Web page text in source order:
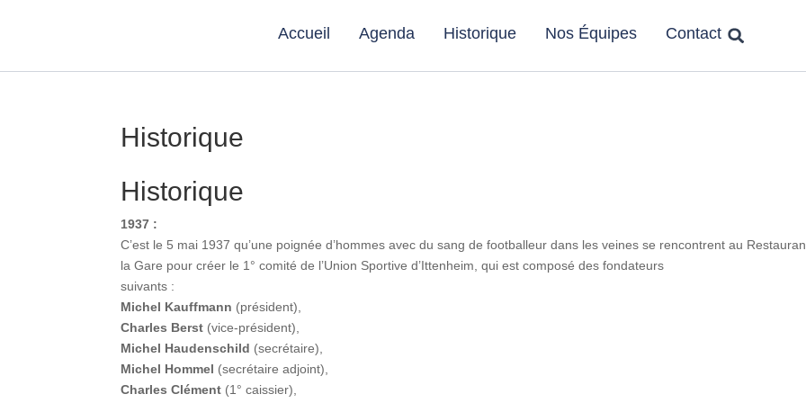
Accueil Agenda Historique Nos Équipes Contact
Historique
Historique
1937 :
C’est le 5 mai 1937 qu’une poignée d’hommes avec du sang de footballeur dans les veines se rencontrent au
la Gare pour créer le 1° comité de l’Union Sportive d’Ittenheim, qui est composé des fondateurs
suivants :
Michel Kauffmann (président),
Charles Berst (vice-président),
Michel Haudenschild (secrétaire),
Michel Hommel (secrétaire adjoint),
Charles Clément (1° caissier),